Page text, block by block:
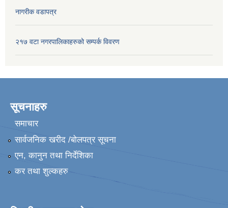
नागरीक वडापत्र
२१७ वटा नगरपालिकाहरुको सम्पर्क विवरण
सूचनाहरु
समाचार
सार्वजनिक खरीद /बोलपत्र सूचना
एन, कानुन तथा निर्देशिका
कर तथा शुल्कहरु